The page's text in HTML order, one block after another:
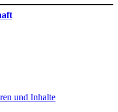
und Inhalte